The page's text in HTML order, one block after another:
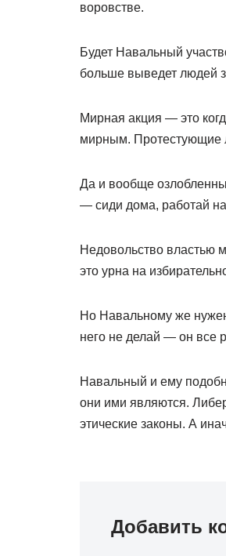
воровстве.
Будет Навальный
больше выведет людей
Мирная акция — это
мирным. Протестующие
Да и вообще
— сиди дома, работай
Недовольство властью
это урна на
Но Навальному же
него не делай — он все
Навальный и ему
они ими являются.
этические законы. А
Добавить